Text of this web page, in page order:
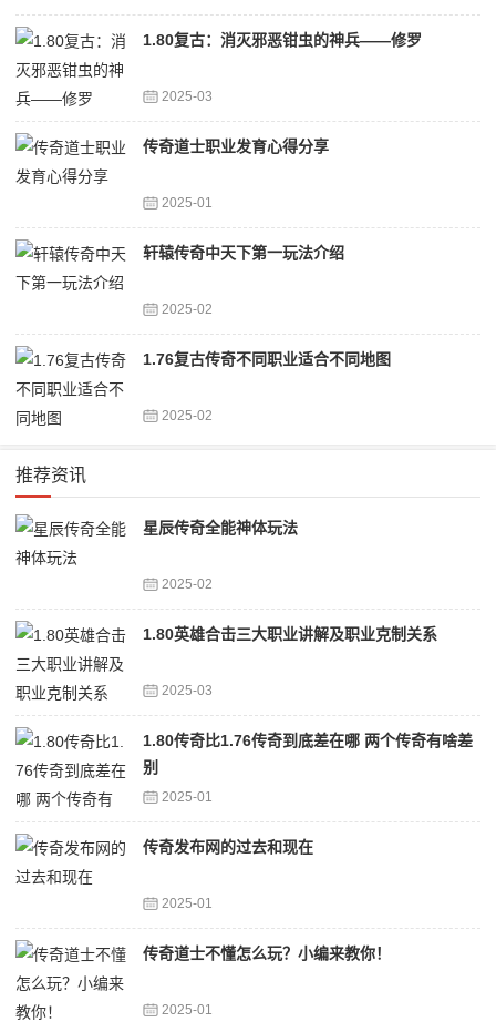
1.80复古：消灭邪恶钳虫的神兵——修罗
2025-03
传奇道士职业发育心得分享
2025-01
轩辕传奇中天下第一玩法介绍
2025-02
1.76复古传奇不同职业适合不同地图
2025-02
推荐资讯
星辰传奇全能神体玩法
2025-02
1.80英雄合击三大职业讲解及职业克制关系
2025-03
1.80传奇比1.76传奇到底差在哪 两个传奇有啥差
别
2025-01
传奇发布网的过去和现在
2025-01
传奇道士不懂怎么玩？小编来教你！
2025-01